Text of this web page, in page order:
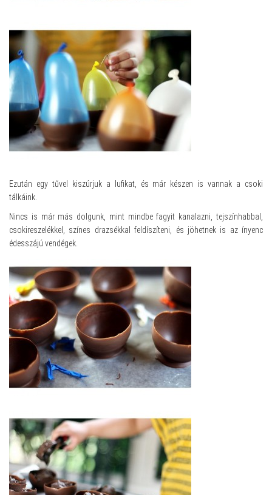
Ezután egy tűvel kiszúrjuk a lufikat, és már készen is vannak a csoki
tálkáink.
Nincs is már más dolgunk, mint mindbe fagyit kanalazni, tejszínhabbal,
csokireszelékkel, színes drazsékkal feldíszíteni, és jöhetnek is az ínyenc
édesszájú vendégek.